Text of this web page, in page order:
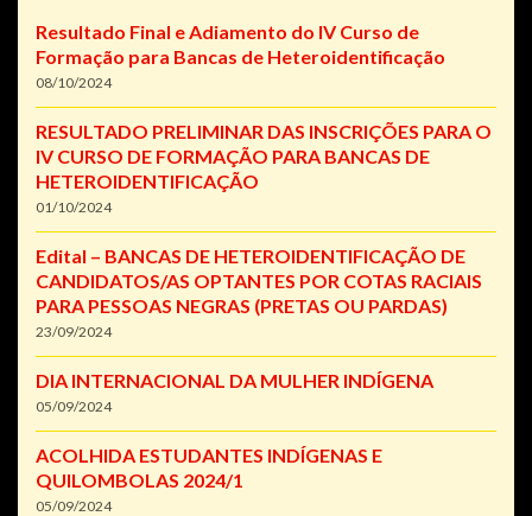
Resultado Final e Adiamento do IV Curso de
Formação para Bancas de Heteroidentificação
08/10/2024
RESULTADO PRELIMINAR DAS INSCRIÇÕES PARA O
IV CURSO DE FORMAÇÃO PARA BANCAS DE
HETEROIDENTIFICAÇÃO
01/10/2024
Edital – BANCAS DE HETEROIDENTIFICAÇÃO DE
CANDIDATOS/AS OPTANTES POR COTAS RACIAIS
PARA PESSOAS NEGRAS (PRETAS OU PARDAS)
23/09/2024
DIA INTERNACIONAL DA MULHER INDÍGENA
05/09/2024
ACOLHIDA ESTUDANTES INDÍGENAS E
QUILOMBOLAS 2024/1
05/09/2024